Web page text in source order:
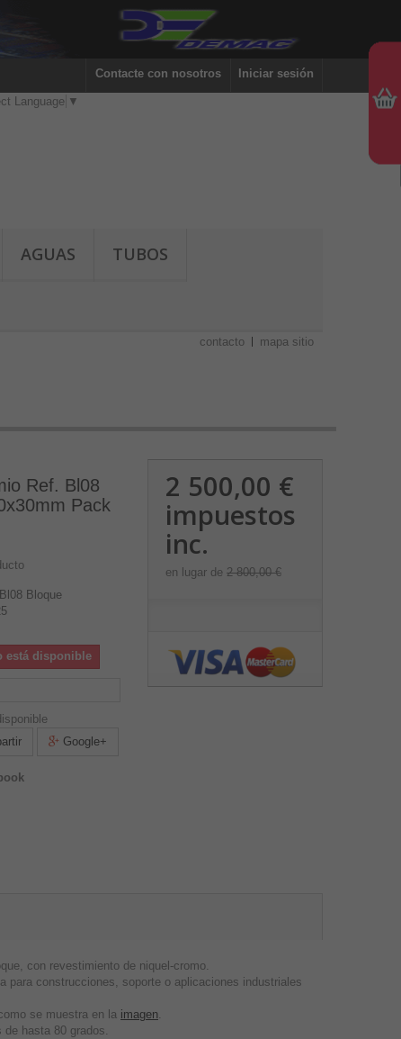
Iniciar sesión
Contacte con nosotros
AGUAS TUBOS
contacto mapa sitio
Language ▼
Ref. Bl08
Pack
Bloque
está disponible
Google+
2 500,00 €
impuestos
inc.
en lugar de 2 800,00 €
con revestimiento de niquel-cromo.
para construcciones, soporte o aplicaciones industriales
se muestra en la imagen.
hasta 80 grados.